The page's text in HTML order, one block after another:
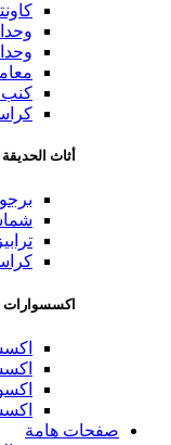
كنب
أثاث الحديقة
اكسسوارات
صفحات هامة